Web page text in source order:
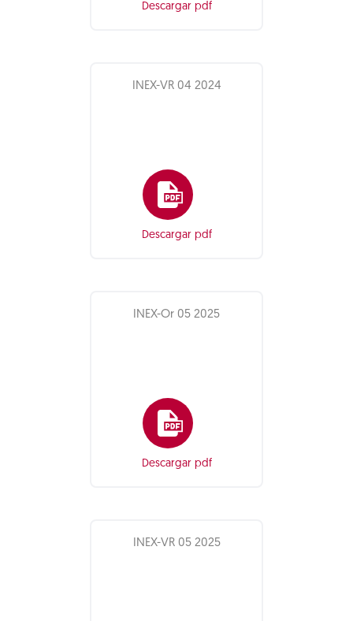
Descargar pdf
INEX-VR 04 2024
Descargar pdf
INEX-Or 05 2025
Descargar pdf
INEX-VR 05 2025